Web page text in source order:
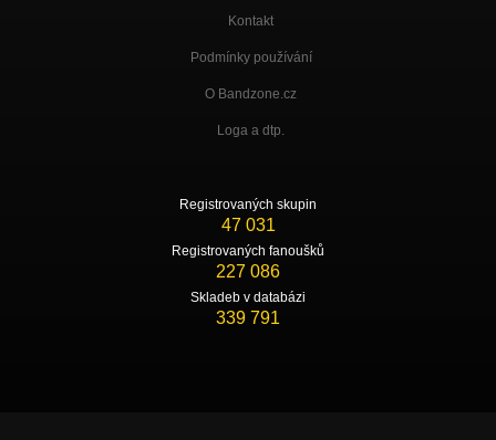
Kontakt
Podmínky používání
O Bandzone.cz
Loga a dtp.
Registrovaných skupin
47 031
Registrovaných fanoušků
227 086
Skladeb v databázi
339 791